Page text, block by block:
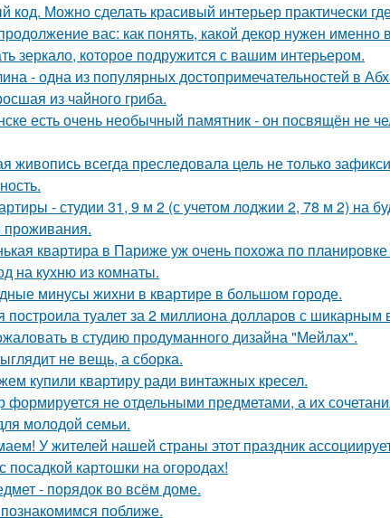
код. Можно сделать красивый интерьер практически
вас: как понять, какой декор нужен именно
зеркало, которое подружится с вашим интерьером.
- одна из популярных достопримечательностей в
из чайного гриба.
есть очень необычный памятник - он посвящён не
живопись всегда преследовала цель не только
- студии 31, 9 м 2 (с учетом лоджии 2, 78 м 2) на
проживания.
квартира в Париже уж очень похожа по
на кухню из комнаты.
минусы жихни в квартире в большом городе.
построила туалет за 2 миллиона долларов с шикарным
в студию продуманного дизайна "Мейлах".
не вещь, а сборка.
купили квартиру ради винтажных кресел.
формируется не отдельными предметами, а их
молодой семьи.
У жителей нашей страны этот праздник
посадкой картошки на огородах!
- порядок во всём доме.
поближе.